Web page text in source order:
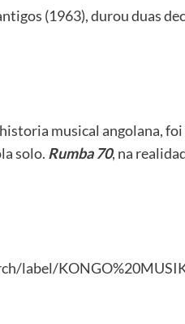
(1963), durou duas
musical angolana,
solo. Rumba 70, na
label/